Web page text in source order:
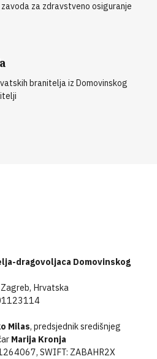
za zdravstveno osiguranje
branitelja iz Domovinskog
dragovoljaca Domovinskog
Hrvatska
Milas, predsjednik središnjeg
Marija Kronja
SWIFT: ZABAHR2X